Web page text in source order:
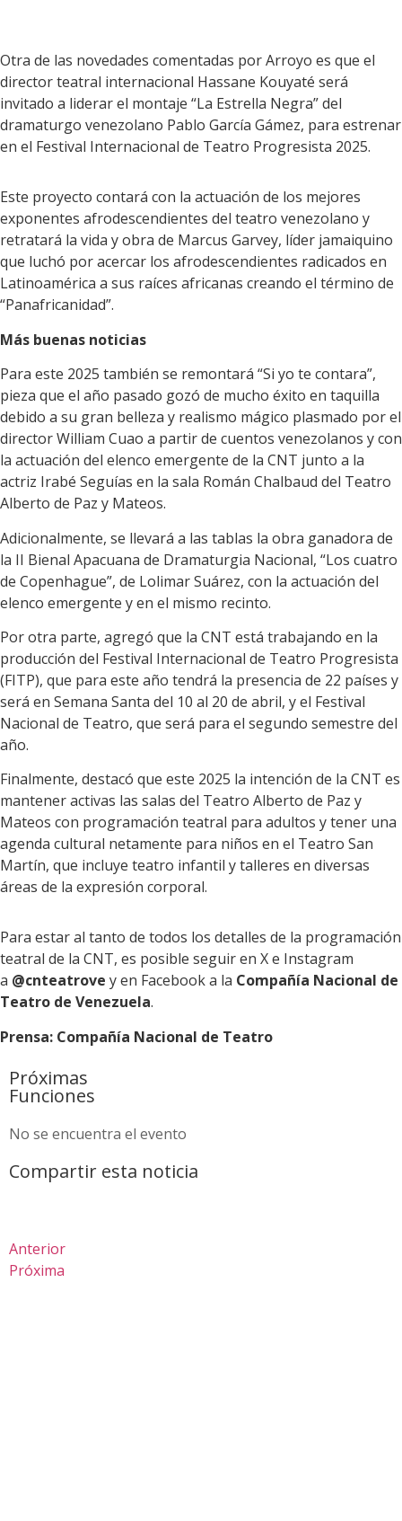
Otra de las novedades comentadas por Arroyo es que el
director teatral internacional Hassane Kouyaté será
invitado a liderar el montaje “La Estrella Negra” del
dramaturgo venezolano Pablo García Gámez, para estrenar
en el Festival Internacional de Teatro Progresista 2025.
Este proyecto contará con la actuación de los mejores
exponentes afrodescendientes del teatro venezolano y
retratará la vida y obra de Marcus Garvey, líder jamaiquino
que luchó por acercar los afrodescendientes radicados en
Latinoamérica a sus raíces africanas creando el término de
“Panafricanidad”.
Más buenas noticias
Para este 2025 también se remontará “Si yo te contara”,
pieza que el año pasado gozó de mucho éxito en taquilla
debido a su gran belleza y realismo mágico plasmado por el
director William Cuao a partir de cuentos venezolanos y con
la actuación del elenco emergente de la CNT junto a la
actriz Irabé Seguías en la sala Román Chalbaud del Teatro
Alberto de Paz y Mateos.
Adicionalmente, se llevará a las tablas la obra ganadora de
la II Bienal Apacuana de Dramaturgia Nacional, “Los cuatro
de Copenhague”, de Lolimar Suárez, con la actuación del
elenco emergente y en el mismo recinto.
Por otra parte, agregó que la CNT está trabajando en la
producción del Festival Internacional de Teatro Progresista
(FITP), que para este año tendrá la presencia de 22 países y
será en Semana Santa del 10 al 20 de abril, y el Festival
Nacional de Teatro, que será para el segundo semestre del
año.
Finalmente, destacó que este 2025 la intención de la CNT es
mantener activas las salas del Teatro Alberto de Paz y
Mateos con programación teatral para adultos y tener una
agenda cultural netamente para niños en el Teatro San
Martín, que incluye teatro infantil y talleres en diversas
áreas de la expresión corporal.
Para estar al tanto de todos los detalles de la programación
teatral de la CNT, es posible seguir en X e Instagram
a @cnteatrove y en Facebook a la Compañía Nacional de
Teatro de Venezuela.
Prensa: Compañía Nacional de Teatro
Próximas
Funciones
No se encuentra el evento
Compartir esta noticia
Anterior
Próxima